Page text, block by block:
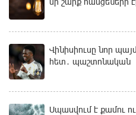
Վինիսիուսը նոր
հետ․ պաշտոնական
Սպասվում է քամու